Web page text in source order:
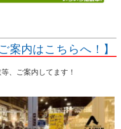
案内はこちらへ！】
、ご案内してます！